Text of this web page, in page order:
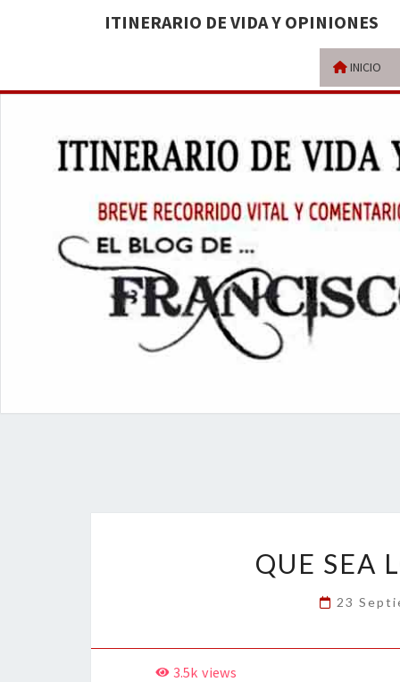
ITINERARIO DE VIDA Y OPINIONES
INICIO
QUE SEA
23
3.5k views